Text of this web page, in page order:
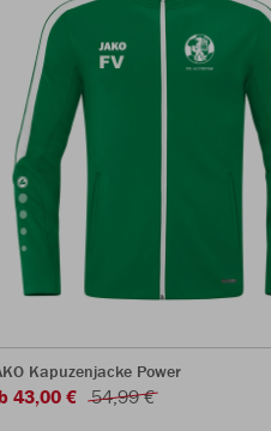
Kapuzenjacke Power
43,00 € 54,99 €